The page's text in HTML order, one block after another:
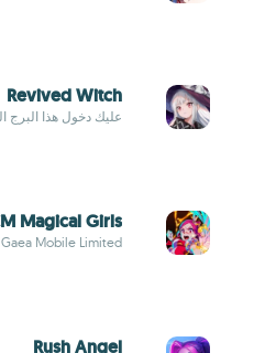
Revived Witch
عليك دخول هذا البرج
Magical Girls
Gaea Mobile Limited
Rush Angel